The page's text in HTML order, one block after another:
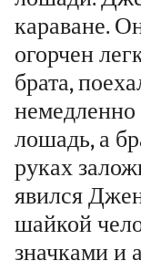
караване.
огорчен
брата,
лошадь, а
руках
явился
шайкой
значками и